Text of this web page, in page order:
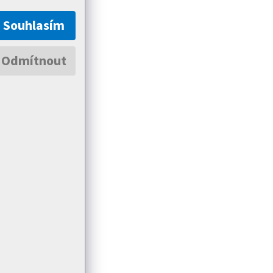
Odmítnout
Souhlasím